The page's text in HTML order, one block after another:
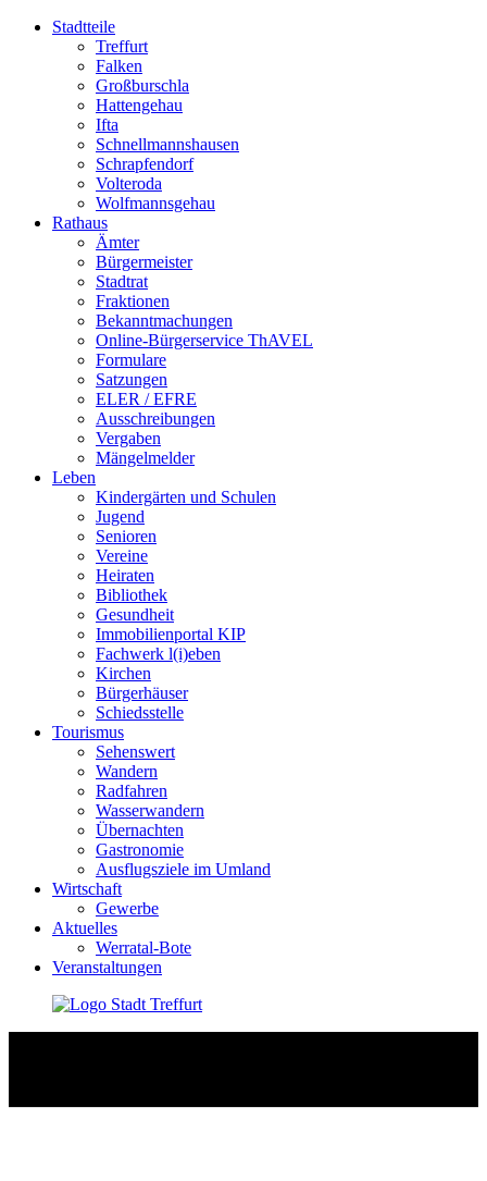
Stadtteile
Treffurt
Falken
Großburschla
Hattengehau
Ifta
Schnellmannshausen
Schrapfendorf
Volteroda
Wolfmannsgehau
Rathaus
Ämter
Bürgermeister
Stadtrat
Fraktionen
Bekanntmachungen
Online-Bürgerservice ThAVEL
Formulare
Satzungen
ELER / EFRE
Ausschreibungen
Vergaben
Mängelmelder
Leben
Kindergärten und Schulen
Jugend
Senioren
Vereine
Heiraten
Bibliothek
Gesundheit
Immobilienportal KIP
Fachwerk l(i)eben
Kirchen
Bürgerhäuser
Schiedsstelle
Tourismus
Sehenswert
Wandern
Radfahren
Wasserwandern
Übernachten
Gastronomie
Ausflugsziele im Umland
Wirtschaft
Gewerbe
Aktuelles
Werratal-Bote
Veranstaltungen